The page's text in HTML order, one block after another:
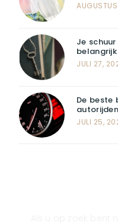
Je
belangrijk
JULI 27,
De beste
JULI 25,